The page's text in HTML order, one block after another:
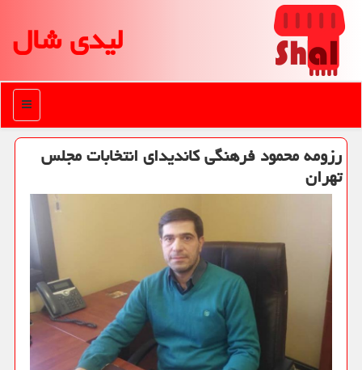
لیدی شال
منو
رزومه محمود فرهنگی كاندیدای انتخابات مجلس
تهران